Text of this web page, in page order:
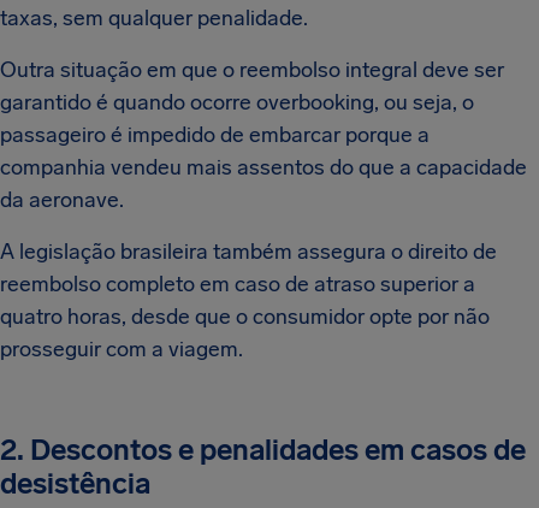
taxas, sem qualquer penalidade.
Outra situação em que o reembolso integral deve ser
garantido é quando ocorre overbooking, ou seja, o
passageiro é impedido de embarcar porque a
companhia vendeu mais assentos do que a capacidade
da aeronave.
A legislação brasileira também assegura o direito de
reembolso completo em caso de atraso superior a
quatro horas, desde que o consumidor opte por não
prosseguir com a viagem.
2. Descontos e penalidades em casos de
desistência